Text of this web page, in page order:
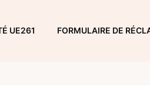
UE261 FORMULAIRE DE